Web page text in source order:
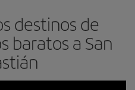
destinos de
baratos a San